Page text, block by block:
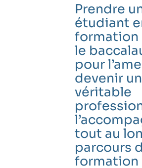
Prendre
étudiant
formation
le
pour
devenir un
véritable
tout au
parcours
formation